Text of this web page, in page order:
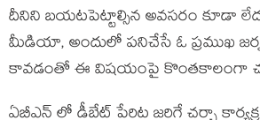
దీనిని బయటపెట్టాల్సిన అవసరం కూడా
మీడియా, అందులో పనిచేసే ఓ ప్రముఖ
కావడంతో ఈ విషయంపై కొంతకాలంగా